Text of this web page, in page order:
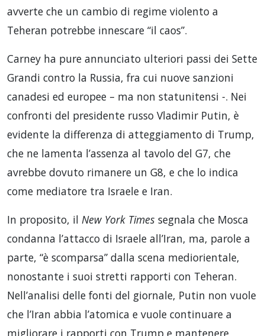
avverte che un cambio di regime violento a
Teheran potrebbe innescare “il caos”.
Carney ha pure annunciato ulteriori passi dei Sette
Grandi contro la Russia, fra cui nuove sanzioni
canadesi ed europee – ma non statunitensi -. Nei
confronti del presidente russo Vladimir Putin, è
evidente la differenza di atteggiamento di Trump,
che ne lamenta l’assenza al tavolo del G7, che
avrebbe dovuto rimanere un G8, e che lo indica
come mediatore tra Israele e Iran.
In proposito, il New York Times segnala che Mosca
condanna l’attacco di Israele all’Iran, ma, parole a
parte, “è scomparsa” dalla scena mediorientale,
nonostante i suoi stretti rapporti con Teheran.
Nell’analisi delle fonti del giornale, Putin non vuole
che l’Iran abbia l’atomica e vuole continuare a
migliorare i rapporti con Trump e mantenere